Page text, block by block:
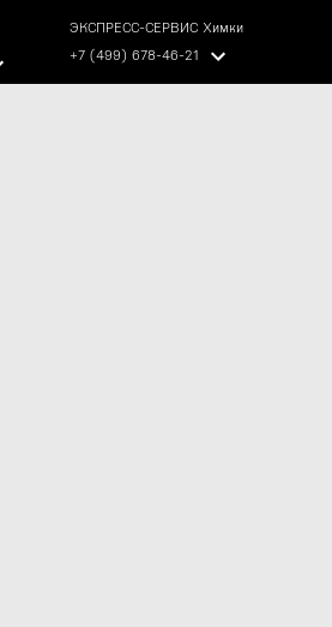
ЭКСПРЕСС-СЕРВИС Химки
+7 (499) 678-46-21